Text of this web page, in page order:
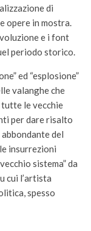
di
opere in mostra.
e i font
periodo storico.
ed “esplosione”
valanghe che
tutte le vecchie
per dare risalto
abbondante del
insurrezioni
sistema” da
cui l’artista
spesso